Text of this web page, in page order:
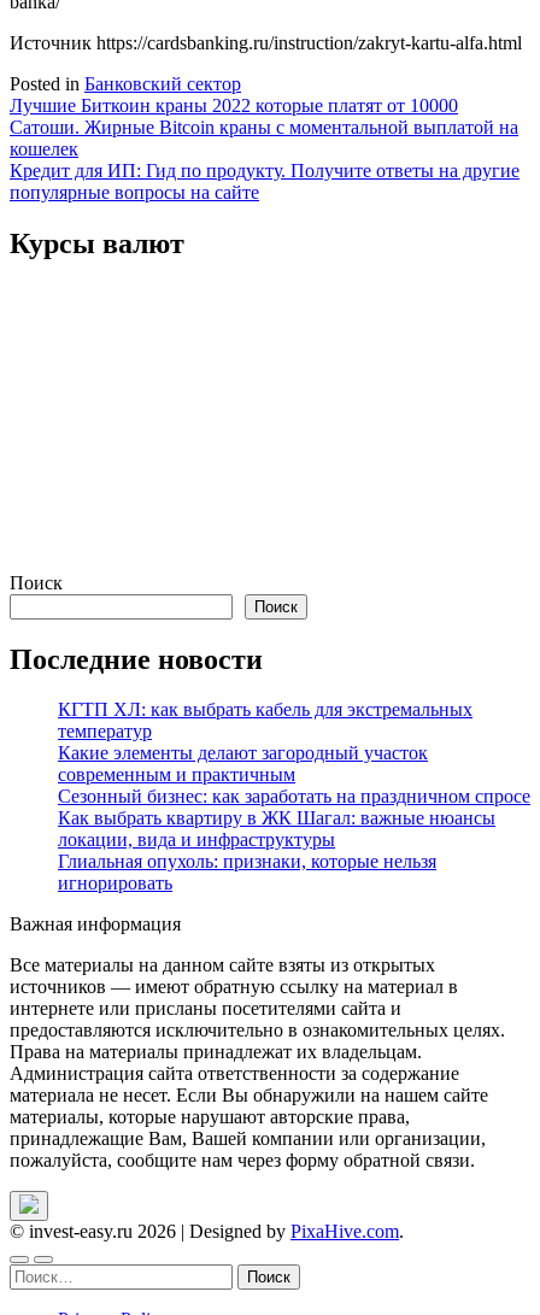
Источник https://cardsbanking.ru/instruction/zakryt-kartu-alfa.html
Posted in Банковский сектор
Навигация
по
записям
Лучшие Биткоин краны 2022 которые платят от 10000
Сатоши. Жирные Bitcoin краны с моментальной выплатой на
кошелек
Кредит для ИП: Гид по продукту. Получите ответы на другие
популярные вопросы на сайте
Курсы валют
Поиск
Поиск
Последние новости
КГТП ХЛ: как выбрать кабель для экстремальных
температур
Какие элементы делают загородный участок
современным и практичным
Сезонный бизнес: как заработать на праздничном спросе
Как выбрать квартиру в ЖК Шагал: важные нюансы
локации, вида и инфраструктуры
Глиальная опухоль: признаки, которые нельзя
игнорировать
Важная информация
Все материалы на данном сайте взяты из открытых
источников — имеют обратную ссылку на материал в
интернете или присланы посетителями сайта и
предоставляются исключительно в ознакомительных целях.
Права на материалы принадлежат их владельцам.
Администрация сайта ответственности за содержание
материала не несет. Если Вы обнаружили на нашем сайте
материалы, которые нарушают авторские права,
принадлежащие Вам, Вашей компании или организации,
пожалуйста, сообщите нам через форму обратной связи.
© invest-easy.ru 2026 | Designed by PixaHive.com.
Найти: